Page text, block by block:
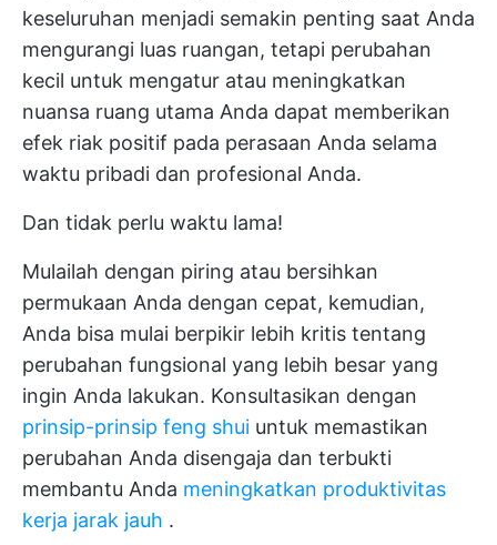
keseluruhan menjadi semakin penting saat Anda
mengurangi luas ruangan, tetapi perubahan
kecil untuk mengatur atau meningkatkan
nuansa ruang utama Anda dapat memberikan
efek riak positif pada perasaan Anda selama
waktu pribadi dan profesional Anda.
Dan tidak perlu waktu lama!
Mulailah dengan piring atau bersihkan
permukaan Anda dengan cepat, kemudian,
Anda bisa mulai berpikir lebih kritis tentang
perubahan fungsional yang lebih besar yang
ingin Anda lakukan. Konsultasikan dengan
prinsip-prinsip feng shui untuk memastikan
perubahan Anda disengaja dan terbukti
membantu Anda meningkatkan produktivitas
kerja jarak jauh .